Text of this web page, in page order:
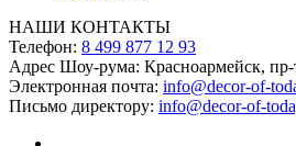
НАШИ КОНТАКТЫ
Телефон: 8 499 877 12 93
Адрес Шоу-рума: Красноармейск,
Электронная почта: info@decor-of-
Письмо директору: info@decor-of-